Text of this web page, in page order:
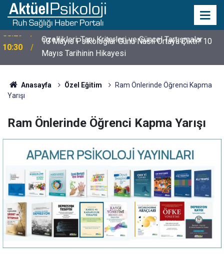
10:30
10 Mayıs Psikologlar Günü Nasıl Ortaya Çıktı? 10
Mayıs Tarihinin Hikayesi
Anasayfa Özel Eğitim
Ram Önlerinde Öğrenci Kapma
Yarışı
Ram Önlerinde Öğrenci Kapma Yarışı